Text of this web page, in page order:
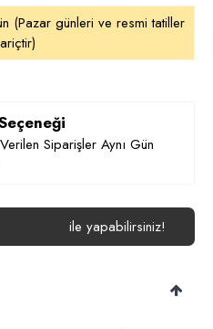
(Pazar günleri ve resmi tatiller
Siparişler Aynı Gün
ile yapabilirsiniz!